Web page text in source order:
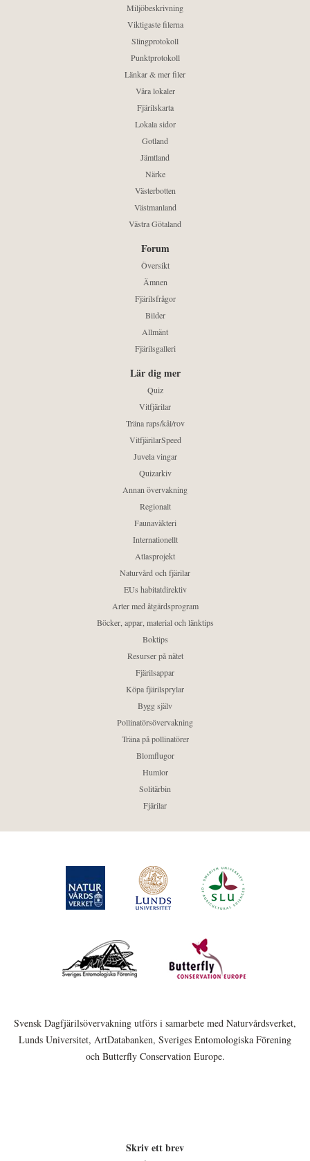
Miljöbeskrivning
Viktigaste filerna
Slingprotokoll
Punktprotokoll
Länkar & mer filer
Våra lokaler
Fjärilskarta
Lokala sidor
Gotland
Jämtland
Närke
Västerbotten
Västmanland
Västra Götaland
Forum
Översikt
Ämnen
Fjärilsfrågor
Bilder
Allmänt
Fjärilsgalleri
Lär dig mer
Quiz
Vitfjärilar
Träna raps/kål/rov
VitfjärilarSpeed
Juvela vingar
Quizarkiv
Annan övervakning
Regionalt
Faunaväkteri
Internationellt
Atlasprojekt
Naturvård och fjärilar
EUs habitatdirektiv
Arter med åtgärdsprogram
Böcker, appar, material och länktips
Boktips
Resurser på nätet
Fjärilsappar
Köpa fjärilsprylar
Bygg själv
Pollinatörsövervakning
Träna på pollinatörer
Blomflugor
Humlor
Solitärbin
Fjärilar
Svensk Dagfjärilsövervakning utförs i samarbete med Naturvårdsverket,
Lunds Universitet, ArtDatabanken, Sveriges Entomologiska Förening
och Butterfly Conservation Europe.
Skriv ett brev